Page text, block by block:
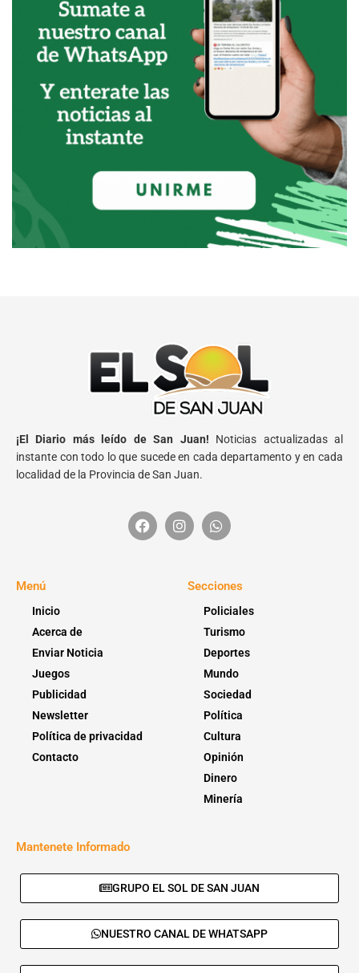
¡El Diario más leído de San Juan! Noticias actualizadas al
instante con todo lo que sucede en cada departamento y en cada
localidad de la Provincia de San Juan.
Menú
Inicio
Acerca de
Enviar Noticia
Juegos
Publicidad
Newsletter
Política de privacidad
Contacto
Secciones
Policiales
Turismo
Deportes
Mundo
Sociedad
Política
Cultura
Opinión
Dinero
Minería
Mantenete Informado
GRUPO EL SOL DE SAN JUAN
NUESTRO CANAL DE WHATSAPP